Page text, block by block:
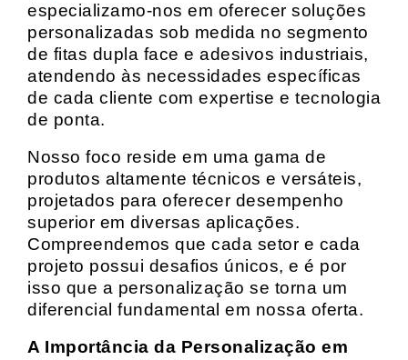
especializamo-nos em oferecer soluções
personalizadas sob medida no segmento
de fitas dupla face e adesivos industriais,
atendendo às necessidades específicas
de cada cliente com expertise e tecnologia
de ponta.
Nosso foco reside em uma gama de
produtos altamente técnicos e versáteis,
projetados para oferecer desempenho
superior em diversas aplicações.
Compreendemos que cada setor e cada
projeto possui desafios únicos, e é por
isso que a personalização se torna um
diferencial fundamental em nossa oferta.
A Importância da Personalização em